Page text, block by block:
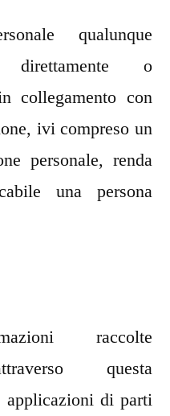
qualunque
direttamente o
collegamento con
ivi compreso un
personale, renda
una persona
raccolte
questa
applicazioni di parti